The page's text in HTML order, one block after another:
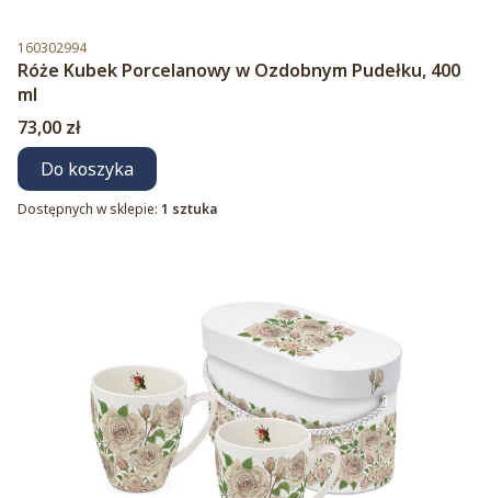
Kod produktu
160302994
Róże Kubek Porcelanowy w Ozdobnym Pudełku, 400
ml
Cena
73,00 zł
Do koszyka
Dostępnych w sklepie: 1 sztuka